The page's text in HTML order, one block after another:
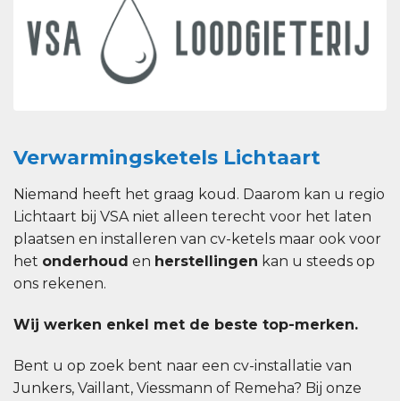
Verwarmingsketels Lichtaart
Niemand heeft het graag koud. Daarom kan u regio
Lichtaart bij VSA niet alleen terecht voor het laten
plaatsen en installeren van cv-ketels maar ook voor
het onderhoud en herstellingen kan u steeds op
ons rekenen.
Wij werken enkel met de beste top-merken.
Bent u op zoek bent naar een cv-installatie van
Junkers, Vaillant, Viessmann of Remeha? Bij onze